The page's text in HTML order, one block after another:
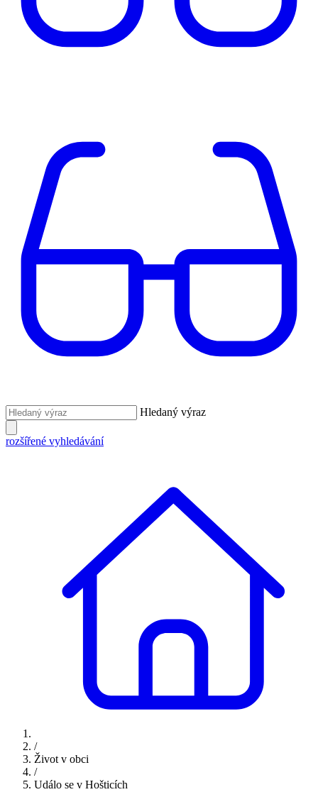
Hledaný výraz
rozšířené vyhledávání
/
Život v obci
/
Událo se v Hošticích